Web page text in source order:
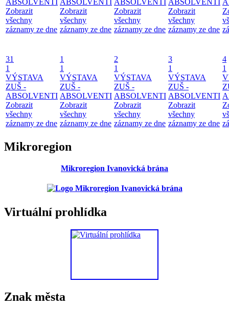
Zobrazit
všechny
záznamy ze dne
Zobrazit
všechny
záznamy ze dne
Zobrazit
všechny
záznamy ze dne
Zobrazit
všechny
záznamy ze dne
31
1
VÝSTAVA
ZUŠ -
ABSOLVENTI
Zobrazit
všechny
záznamy ze dne
1
1
VÝSTAVA
ZUŠ -
ABSOLVENTI
Zobrazit
všechny
záznamy ze dne
2
1
VÝSTAVA
ZUŠ -
ABSOLVENTI
Zobrazit
všechny
záznamy ze dne
3
1
VÝSTAVA
ZUŠ -
ABSOLVENTI
Zobrazit
všechny
záznamy ze dne
4
1
Mikroregion
Mikroregion Ivanovická brána
Virtuální prohlídka
Znak města